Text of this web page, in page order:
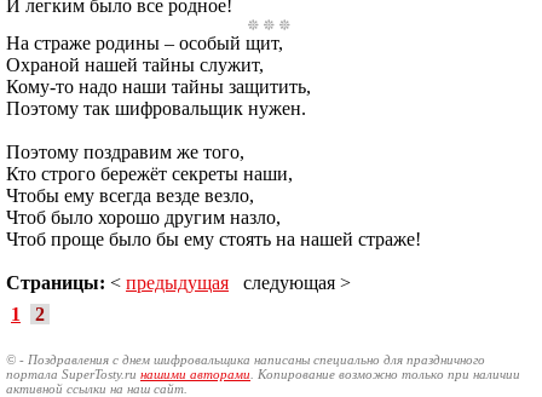
И легким было все родное!
На страже родины – особый щит,
Охраной нашей тайны служит,
Кому-то надо наши тайны защитить,
Поэтому так шифровальщик нужен.
Поэтому поздравим же того,
Кто строго бережёт секреты наши,
Чтобы ему всегда везде везло,
Чтоб было хорошо другим назло,
Чтоб проще было бы ему стоять на нашей страже!
Страницы: < предыдущая следующая >
1
2
© - Поздравления с днем шифровальщика написаны специально для праздничного
портала SuperTosty.ru нашими авторами . Копирование возможно только при наличии
активной ссылки на наш сайт.